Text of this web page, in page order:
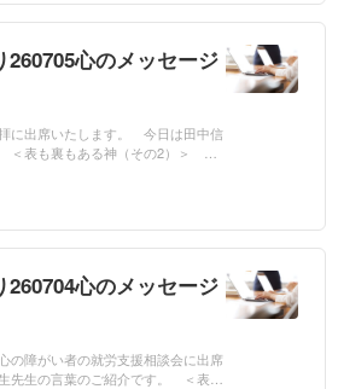
心のメッセージ
に出席いたします。 今日は田中信
表も裏もある神（その2）＞ 一
心のメッセージ
の障がい者の就労支援相談会に出席
生の言葉のご紹介です。 ＜表も